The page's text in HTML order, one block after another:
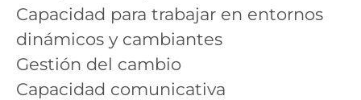
Capacidad para trabajar en entornos
dinámicos y cambiantes
Gestión del cambio
Capacidad comunicativa